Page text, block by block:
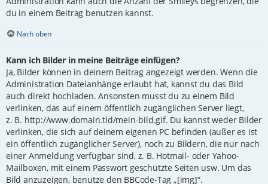
du in einem Beitrag benutzen kannst.
Nach oben
Kann ich Bilder in meine Beiträge einfügen?
Ja, Bilder können in deinem Beitrag angezeigt werden. Wenn die
Administration Dateianhänge erlaubt hat, kannst du das Bild
auch direkt hochladen. Ansonsten musst du zu einem Bild
verlinken, das auf einem öffentlich zugänglichen Server liegt,
z. B. http://www.domain.tld/mein-bild.gif. Du kannst weder Bilder
verlinken, die sich auf deinem eigenen PC befinden (außer es ist
ein öffentlich zugänglicher Server), noch zu Bildern, die nur nach
einer Anmeldung verfügbar sind, z. B. Hotmail- oder Yahoo-
Mailboxen, mit einem Passwort geschützte Seiten usw. Um das
Bild anzuzeigen, benutze den BBCode-Tag „[img]“.